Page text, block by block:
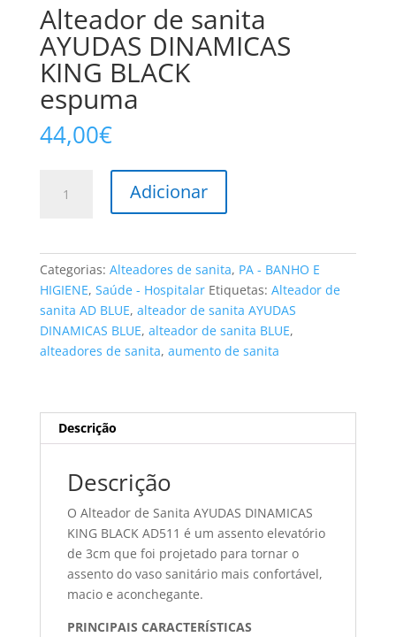
Alteador de sanita
AYUDAS DINAMICAS
KING BLACK
espuma
44,00€
AYUDAS
DINAMICAS
BLACK
Adicionar
Categorias: Alteadores de sanita, PA - BANHO E
HIGIENE, Saúde - Hospitalar Etiquetas: Alteador de
sanita AD BLUE, alteador de sanita AYUDAS
DINAMICAS BLUE, alteador de sanita BLUE,
alteadores de sanita, aumento de sanita
Descrição
Descrição
O Alteador de Sanita AYUDAS DINAMICAS
KING BLACK AD511 é um assento elevatório
de 3cm que foi projetado para tornar o
assento do vaso sanitário mais confortável,
macio e aconchegante.
PRINCIPAIS CARACTERÍSTICAS